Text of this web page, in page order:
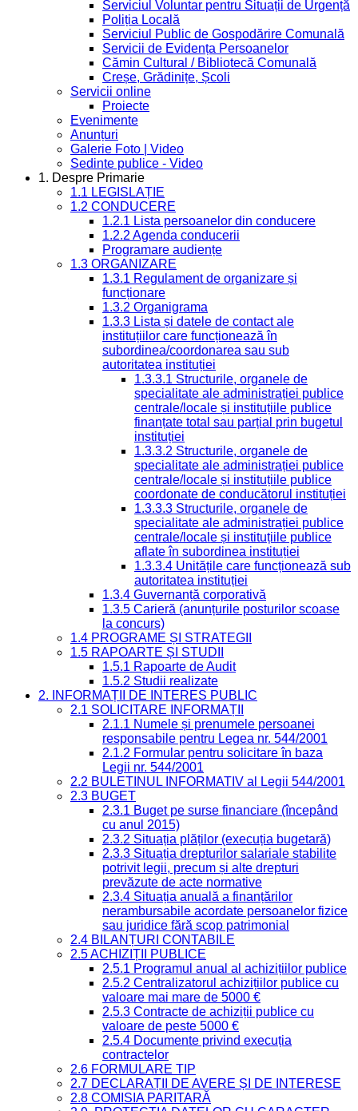
Serviciul Voluntar pentru Situații de Urgență
Poliția Locală
Serviciul Public de Gospodărire Comunală
Servicii de Evidența Persoanelor
Cămin Cultural / Bibliotecă Comunală
Creșe, Grădinițe, Școli
Servicii online
Proiecte
Evenimente
Anunțuri
Galerie Foto | Video
Sedinte publice - Video
1. Despre Primarie
1.1 LEGISLAȚIE
1.2 CONDUCERE
1.2.1 Lista persoanelor din conducere
1.2.2 Agenda conducerii
Programare audiențe
1.3 ORGANIZARE
1.3.1 Regulament de organizare și
funcționare
1.3.2 Organigrama
1.3.3 Lista și datele de contact ale
instituțiilor care funcționează în
subordinea/coordonarea sau sub
autoritatea instituției
1.3.3.1 Structurile, organele de
specialitate ale administrației publice
centrale/locale și instituțiile publice
finanțate total sau parțial prin bugetul
instituției
1.3.3.2 Structurile, organele de
specialitate ale administrației publice
centrale/locale și instituțiile publice
coordonate de conducătorul instituției
1.3.3.3 Structurile, organele de
specialitate ale administrației publice
centrale/locale și instituțiile publice
aflate în subordinea instituției
1.3.3.4 Unitățile care funcționează sub
autoritatea instituției
1.3.4 Guvernanță corporativă
1.3.5 Carieră (anunțurile posturilor scoase
la concurs)
1.4 PROGRAME ȘI STRATEGII
1.5 RAPOARTE ȘI STUDII
1.5.1 Rapoarte de Audit
1.5.2 Studii realizate
2. INFORMAȚII DE INTERES PUBLIC
2.1 SOLICITARE INFORMAȚII
2.1.1 Numele și prenumele persoanei
responsabile pentru Legea nr. 544/2001
2.1.2 Formular pentru solicitare în baza
Legii nr. 544/2001
2.2 BULETINUL INFORMATIV al Legii 544/2001
2.3 BUGET
2.3.1 Buget pe surse financiare (începând
cu anul 2015)
2.3.2 Situația plăților (execuția bugetară)
2.3.3 Situația drepturilor salariale stabilite
potrivit legii, precum și alte drepturi
prevăzute de acte normative
2.3.4 Situația anuală a finanțărilor
nerambursabile acordate persoanelor fizice
sau juridice fără scop patrimonial
2.4 BILANȚURI CONTABILE
2.5 ACHIZIȚII PUBLICE
2.5.1 Programul anual al achizițiilor publice
2.5.2 Centralizatorul achizițiilor publice cu
valoare mai mare de 5000 €
2.5.3 Contracte de achiziții publice cu
valoare de peste 5000 €
2.5.4 Documente privind execuția
contractelor
2.6 FORMULARE TIP
2.7 DECLARAȚII DE AVERE ȘI DE INTERESE
2.8 COMISIA PARITARĂ